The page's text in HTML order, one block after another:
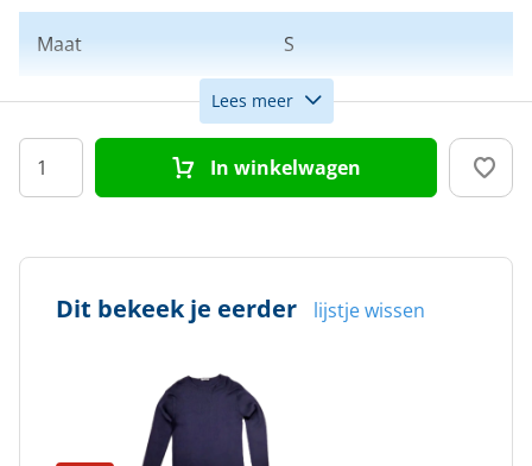
Maat S
Kleur Navy
Doelgroep Dames
Lees meer
In winkelwagen
Dit bekeek je eerder lijstje wissen